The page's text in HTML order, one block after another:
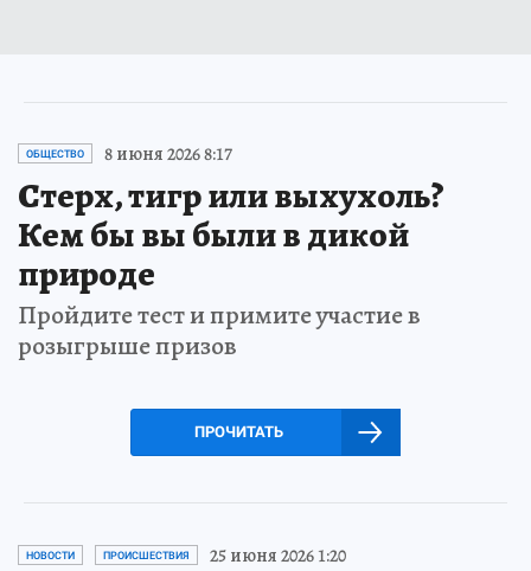
ОБЩЕСТВО 8 июня 2026 8:17
Стерх, тигр или выхухоль?
Кем бы вы были в дикой
природе
Пройдите тест и примите участие в
розыгрыше призов
ПРОЧИТАТЬ
НОВОСТИ ПРОИСШЕСТВИЯ 25 июня 2026 1:20